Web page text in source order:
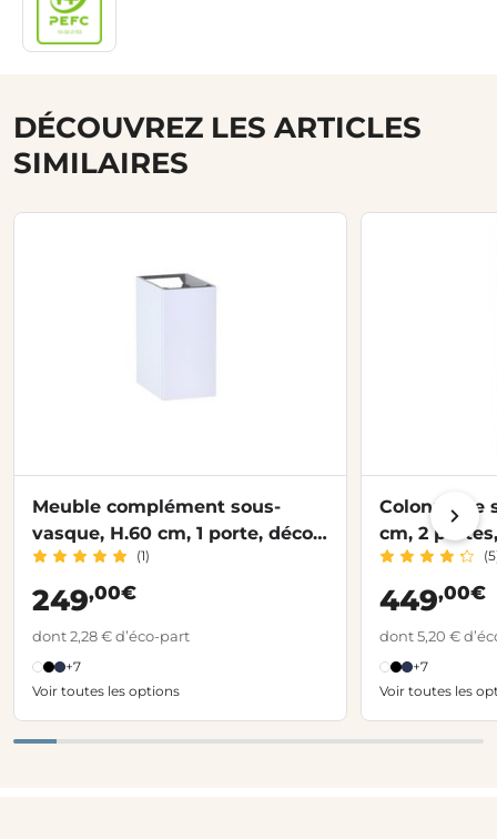
DÉCOUVREZ LES ARTICLES
SIMILAIRES
Meuble complément sous-
vasque, H.60 cm, 1 porte, décor
verni laqué FORMEO
(1)
249,00€
dont 2,28 € d’éco-part
+7
Voir toutes les options
Colonne de
cm, 2
FORMEO
449,00€
dont 5,20 €
+7
Voir toutes les